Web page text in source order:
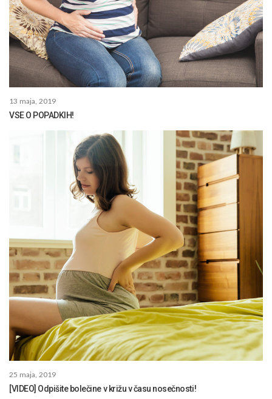
13 maja, 2019
VSE O POPADKIH!
25 maja, 2019
[VIDEO] Odpišite bolečine v križu v času nosečnosti!